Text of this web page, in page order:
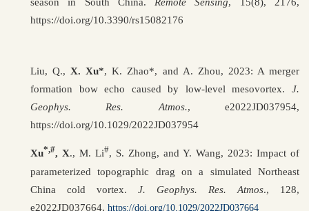
https://doi.org/10.3390/rs15082176
Liu, Q.,X. Xu*, K. Zhao*, and A. Zhou, 2023: A merger
formation bow echo caused by low-level mesovortex. J.
Geophys. Res. Atmos., e2022JD037954,
https://doi.org/10.1029/2022JD037954
Xu*,#, X., M. Li#, S. Zhong, and Y. Wang, 2023: Impact of
parameterized topographic drag on a simulated Northeast
China cold vortex. J. Geophys. Res. Atmos., 128,
e2022JD037664, https://doi.org/10.1029/2022JD037664